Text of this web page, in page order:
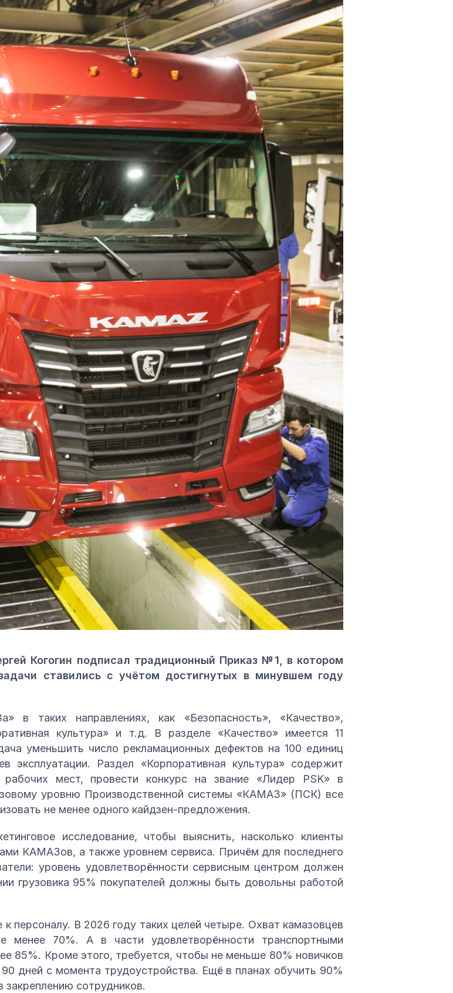
Когогин подписал традиционный Приказ №1, в котором
ставились с учётом достигнутых в минувшем году
в таких направлениях, как «Безопасность», «Качество»,
культура» и т.д. В разделе «Качество» имеется 11
уменьшить число рекламационных дефектов на 100 единиц
эксплуатации. Раздел «Корпоративная культура» содержит
мест, провести конкурс на звание «Лидер PSK» в
уровню Производственной системы «КАМАЗ» (ПСК) все
не менее одного кайдзен-предложения.
исследование, чтобы выяснить, насколько клиенты
КАМАЗов, а также уровнем сервиса. Причём для последнего
уровень удовлетворённости сервисным центром должен
грузовика 95% покупателей должны быть довольны работой
персоналу. В 2026 году таких целей четыре. Охват камазовцев
менее 70%. А в части удовлетворённости транспортными
85%. Кроме этого, требуется, чтобы не меньше 80% новичков
дней с момента трудоустройства. Ещё в планах обучить 90%
закреплению сотрудников.